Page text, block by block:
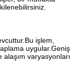
işlem,
uygular.Geniş
varyasyonları